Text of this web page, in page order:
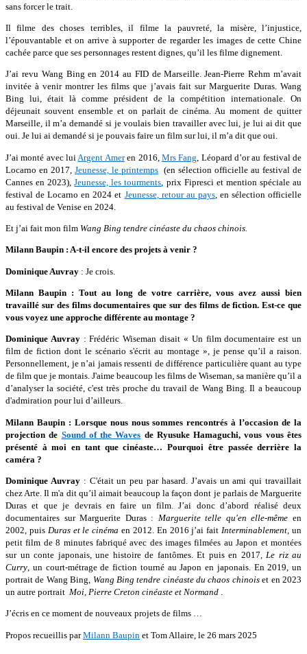
sans forcer le trait.
Il filme des choses terribles, il filme la pauvreté, la misère, l’injustice,
l’épouvantable et on arrive à supporter de regarder les images de cette Chine
cachée parce que ses personnages restent dignes, qu’il les filme dignement.
J’ai revu Wang Bing en 2014 au FID de Marseille. Jean-Pierre Rehm m’avait
invitée à venir montrer les films que j’avais fait sur Marguerite Duras. Wang
Bing lui, était là comme président de la compétition internationale. On
déjeunait souvent ensemble et on parlait de cinéma. Au moment de quitter
Marseille, il m’a demandé si je voulais bien travailler avec lui, je lui ai dit que
oui. Je lui ai demandé si je pouvais faire un film sur lui, il m’a dit que oui.
J’ai monté avec lui Argent Ameren 2016, Mrs Fang , Léopard d’or au festival de
Locarno en 2017, Jeunesse, le printemps (en sélection officielle au festival de
Cannes en 2023),Jeunesse, les tourments , prix Fipresci et mention spéciale au
festival de Locarno en 2024 et Jeunesse, retour au pays, en sélection officielle
au festival de Venise en 2024.
Et j’ai fait mon film Wang Bing tendre cinéaste du chaos chinois.
Milann Baupin : A-t-il encore des projets à venir ?
Dominique Auvray : Je crois.
Milann Baupin : Tout au long de votre carrière, vous avez aussi bien
travaillé sur des films documentaires que sur des films de fiction. Est-ce que
vous voyez une approche différente au montage ?
Dominique Auvray : Frédéric Wiseman disait « Un film documentaire est un
film de fiction dont le scénario s'écrit au montage », je pense qu’il a raison.
Personnellement, je n’ai jamais ressenti de différence particulière quant au type
de film que je montais. J'aime beaucoup les films de Wiseman, sa manière qu’il a
d’analyser la société, c'est très proche du travail de Wang Bing. Il a beaucoup
d'admiration pour lui d’ailleurs.
Milann Baupin : Lorsque nous nous sommes rencontrés à l’occasion de la
projection de Sound of the Waves de Ryusuke Hamaguchi, vous vous êtes
présenté à moi en tant que cinéaste… Pourquoi être passée derrière la
caméra ?
Dominique Auvray : C'était un peu par hasard. J’avais un ami qui travaillait
chez Arte. Il m'a dit qu’il aimait beaucoup la façon dont je parlais de Marguerite
Duras et que je devrais en faire un film. J’ai donc d’abord réalisé deux
documentaires sur Marguerite Duras : Marguerite telle qu'en elle-même en
2002, puis Duras et le cinéma en 2012. En 2016 j’ai faitInterminablement,un
petit film de 8 minutes fabriqué avec des images filmées au Japon et montées
sur un conte japonais, une histoire de fantômes. Et puis en 2017, Le riz au
Curry, un court-métrage de fiction tourné au Japon en japonais. En 2019, un
portrait de Wang Bing, Wang Bing tendre cinéaste du chaos chinoiset en 2023
un autre portrait Moi, Pierre Creton cinéaste et Normand .
J’écris en ce moment de nouveaux projets de films …
Propos recueillis parMilann Baupin et Tom Allaire, le 26 mars 2025